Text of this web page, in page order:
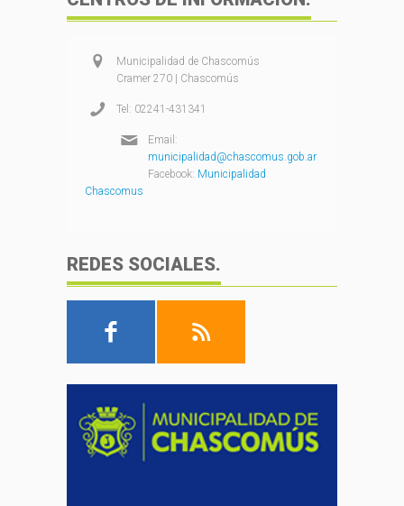
Municipalidad de Chascomús
Cramer 270 | Chascomús
Tel: 02241-431341
Email:
municipalidad@chascomus.gob.ar
Facebook: Municipalidad
Chascomus
REDES SOCIALES.